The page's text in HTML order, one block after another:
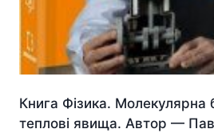
Книга Фізика. Молекулярна
теплові явища. Автор —